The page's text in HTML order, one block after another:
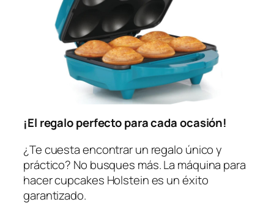
¡El regalo perfecto para cada ocasión!
¿Te cuesta encontrar un regalo único y
práctico? No busques más. La máquina para
hacer cupcakes Holstein es un éxito
garantizado.